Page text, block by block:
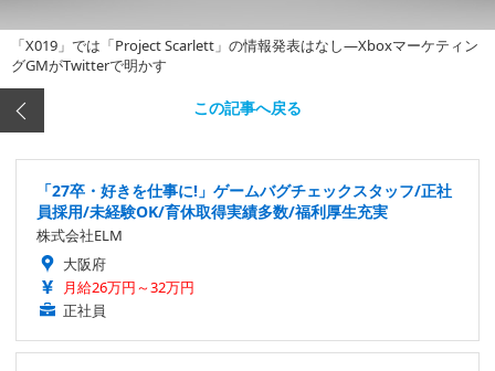
「X019」では「Project Scarlett」の情報発表はなし―Xboxマーケティン
グGMがTwitterで明かす
この記事へ戻る
「27卒・好きを仕事に!」ゲームバグチェックスタッフ/正社
員採用/未経験OK/育休取得実績多数/福利厚生充実
株式会社ELM
大阪府
月給26万円～32万円
正社員